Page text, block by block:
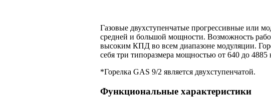
Газовые двухступенчатые прогрессивные или
средней и большой мощности. Возможность
высоким КПД во всем диапазоне модуляции.
себя три типоразмера мощностью от 640 до 4885
*Горелка GAS 9/2 является двухступенчатой.
Функциональные характеристики